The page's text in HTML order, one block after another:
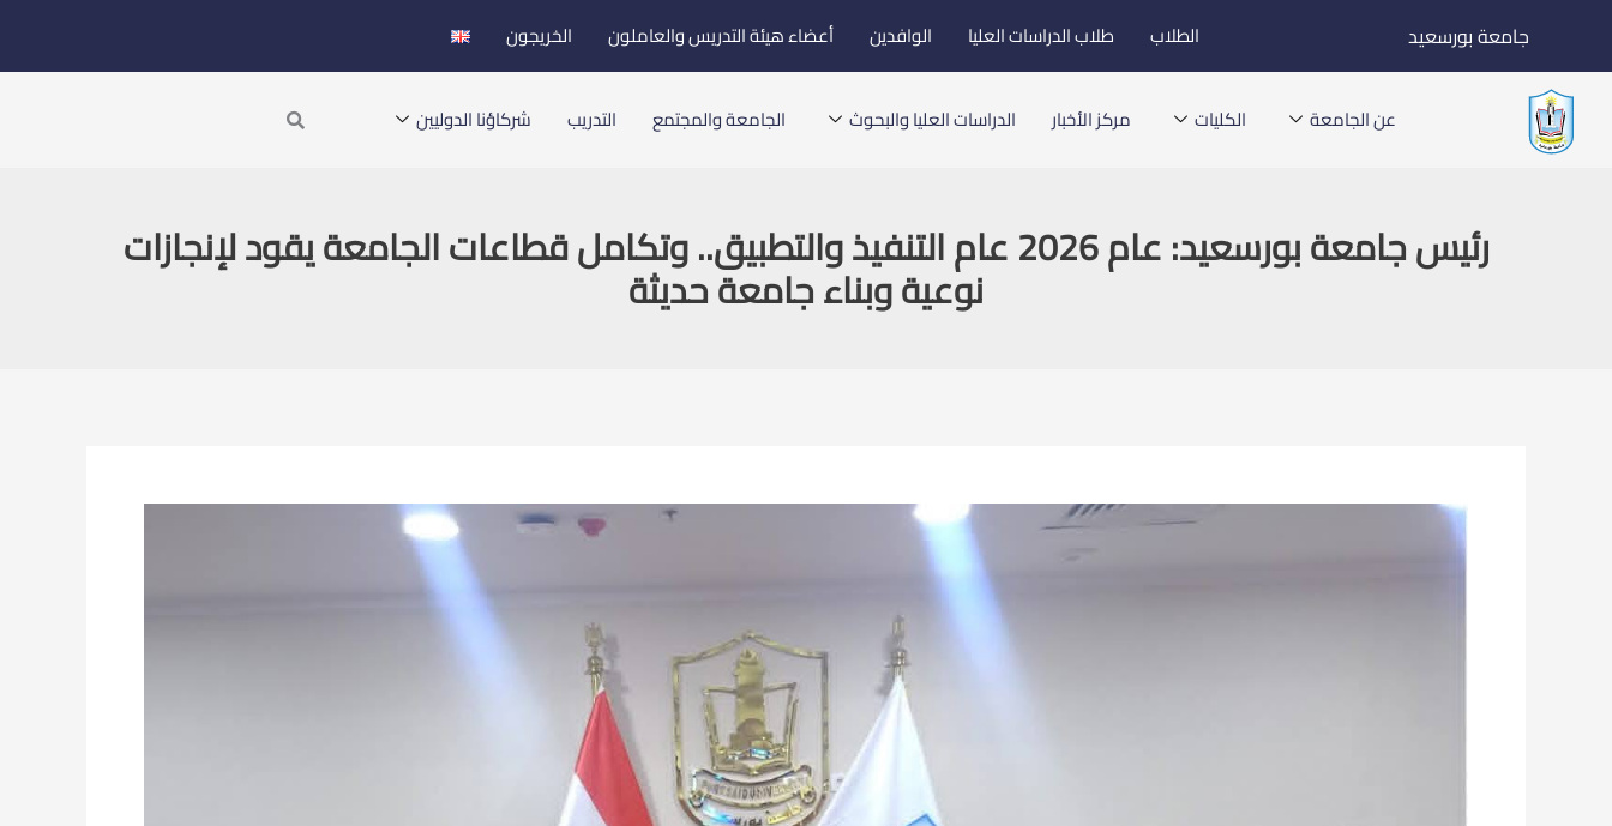
إلى
المحتوى
جامعة بورسعيد الطلاب طلاب الدراسات العليا الوافدين أعضاء هيئة التدريس والعاملون الخريجون
عن الجامعة الكليات مركز الأخبار الدراسات العليا والبحوث الجامعة والمجتمع التدريب شركاؤنا الدوليين Search
رئيس جامعة بورسعيد: عام 2026 عام التنفيذ والتطبيق.. وتكامل قطاعات الجامعة يقود لإنجازات
نوعية وبناء جامعة حديثة